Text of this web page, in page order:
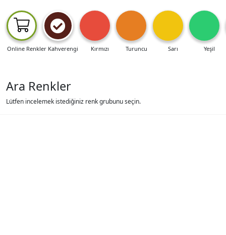
Online Renkler Kahverengi Kırmızı Turuncu Sarı Yeşil
Ara Renkler
Lütfen incelemek istediğiniz renk grubunu seçin.